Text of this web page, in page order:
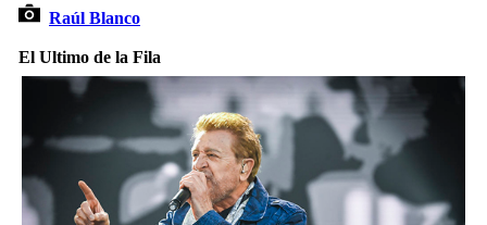
Raúl Blanco
El Ultimo de la Fila